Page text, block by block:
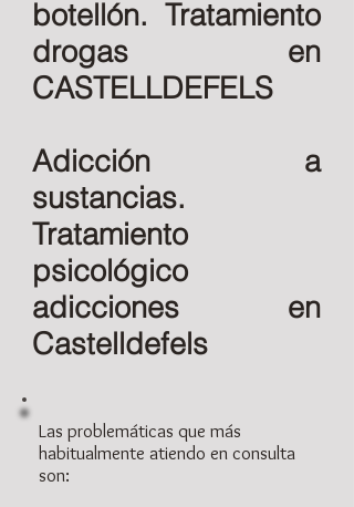
botellón. Tratamiento
drogas en
CASTELLDEFELS
Adicción a
sustancias.
Tratamiento
psicológico
adicciones en
Castelldefels
Las problemáticas que más
habitualmente atiendo en consulta
son: